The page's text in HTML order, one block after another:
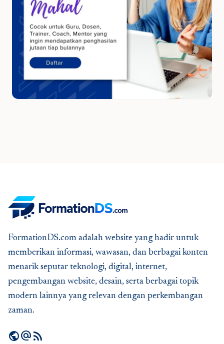
FormationDS.com adalah website yang hadir untuk
memberikan informasi, wawasan, dan berbagai konten
menarik seputar teknologi, digital, internet,
pengembangan website, desain, serta berbagai topik
modern lainnya yang relevan dengan perkembangan
zaman.
publicalternate_emailrss_feed